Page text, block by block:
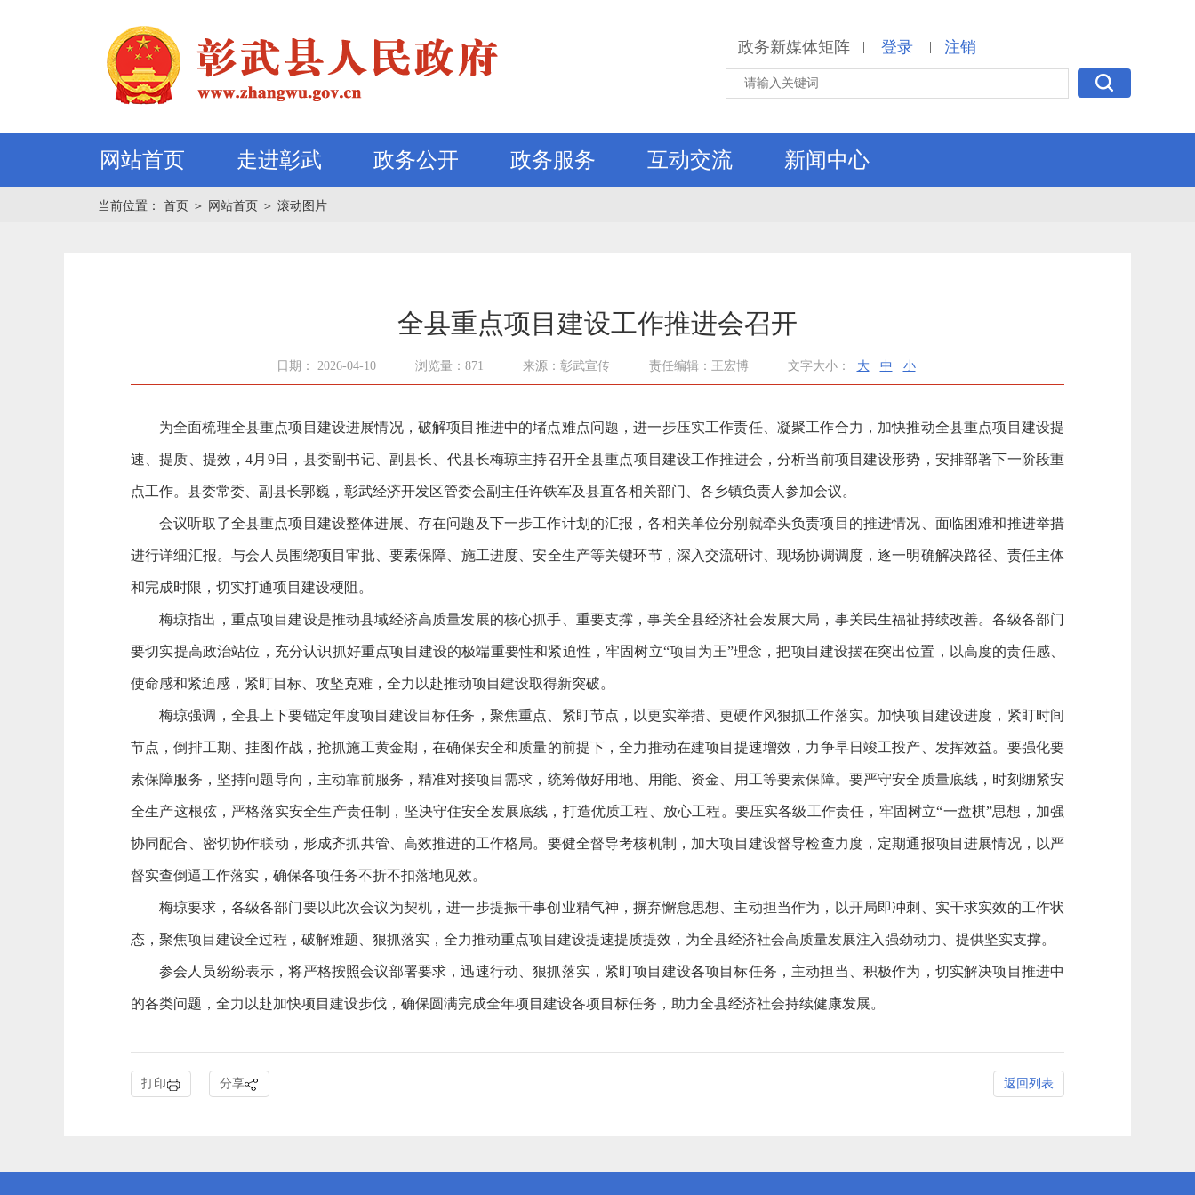
政务新媒体矩阵 | 登录 | 注销
网站首页 走进彰武 政务公开 政务服务 互动交流 新闻中心
当前位置： 首页 ＞ 网站首页 ＞ 滚动图片
全县重点项目建设工作推进会召开
日期： 2026-04-10 浏览量：871 来源：彰武宣传 责任编辑：王宏博 文字大小： 大 中 小
为全面梳理全县重点项目建设进展情况，破解项目推进中的堵点难点问题，进一步压实工作责任、凝聚工作合力，加快推动全县重点项目建设提
速、提质、提效，4月9日，县委副书记、副县长、代县长梅琼主持召开全县重点项目建设工作推进会，分析当前项目建设形势，安排部署下一阶段重
点工作。县委常委、副县长郭巍，彰武经济开发区管委会副主任许铁军及县直各相关部门、各乡镇负责人参加会议。
会议听取了全县重点项目建设整体进展、存在问题及下一步工作计划的汇报，各相关单位分别就牵头负责项目的推进情况、面临困难和推进举措
进行详细汇报。与会人员围绕项目审批、要素保障、施工进度、安全生产等关键环节，深入交流研讨、现场协调调度，逐一明确解决路径、责任主体
和完成时限，切实打通项目建设梗阻。
梅琼指出，重点项目建设是推动县域经济高质量发展的核心抓手、重要支撑，事关全县经济社会发展大局，事关民生福祉持续改善。各级各部门
要切实提高政治站位，充分认识抓好重点项目建设的极端重要性和紧迫性，牢固树立“项目为王”理念，把项目建设摆在突出位置，以高度的责任感、
使命感和紧迫感，紧盯目标、攻坚克难，全力以赴推动项目建设取得新突破。
梅琼强调，全县上下要锚定年度项目建设目标任务，聚焦重点、紧盯节点，以更实举措、更硬作风狠抓工作落实。加快项目建设进度，紧盯时间
节点，倒排工期、挂图作战，抢抓施工黄金期，在确保安全和质量的前提下，全力推动在建项目提速增效，力争早日竣工投产、发挥效益。要强化要
素保障服务，坚持问题导向，主动靠前服务，精准对接项目需求，统筹做好用地、用能、资金、用工等要素保障。要严守安全质量底线，时刻绷紧安
全生产这根弦，严格落实安全生产责任制，坚决守住安全发展底线，打造优质工程、放心工程。要压实各级工作责任，牢固树立“一盘棋”思想，加强
协同配合、密切协作联动，形成齐抓共管、高效推进的工作格局。要健全督导考核机制，加大项目建设督导检查力度，定期通报项目进展情况，以严
督实查倒逼工作落实，确保各项任务不折不扣落地见效。
梅琼要求，各级各部门要以此次会议为契机，进一步提振干事创业精气神，摒弃懈怠思想、主动担当作为，以开局即冲刺、实干求实效的工作状
态，聚焦项目建设全过程，破解难题、狠抓落实，全力推动重点项目建设提速提质提效，为全县经济社会高质量发展注入强劲动力、提供坚实支撑。
参会人员纷纷表示，将严格按照会议部署要求，迅速行动、狠抓落实，紧盯项目建设各项目标任务，主动担当、积极作为，切实解决项目推进中
的各类问题，全力以赴加快项目建设步伐，确保圆满完成全年项目建设各项目标任务，助力全县经济社会持续健康发展。
打印 分享 返回列表